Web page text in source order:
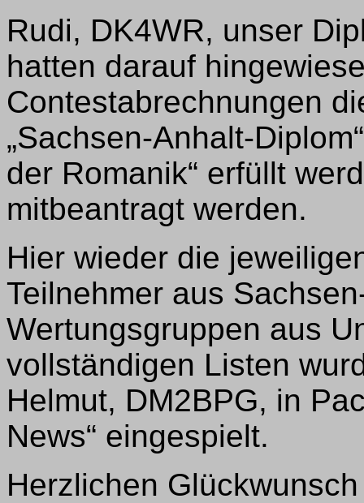
Rudi, DK4WR, unser
hatten darauf
Contestabrechnungen
„Sachsen-Anhalt-
der Romanik“ erfüllt
mitbeantragt werden.
Hier wieder die
Teilnehmer aus
Wertungsgruppen aus
vollständigen Listen
Helmut, DM2BPG, in
News“ eingespielt.
Herzlichen